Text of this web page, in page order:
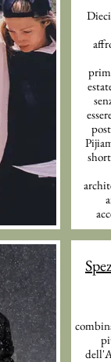
posto.
per
in